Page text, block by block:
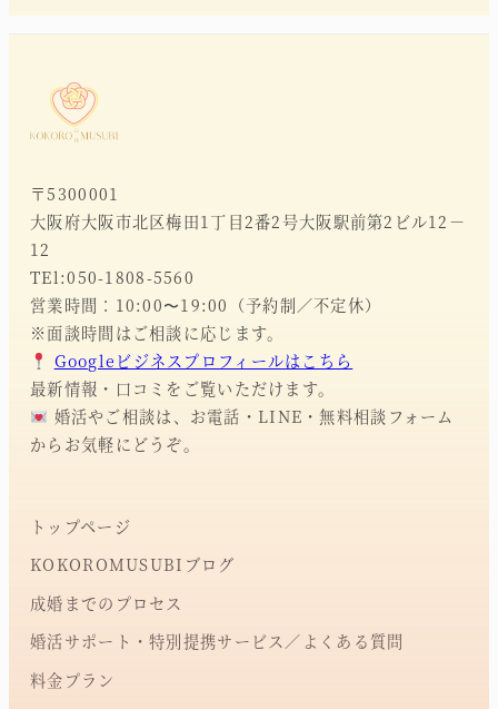
〒5300001
大阪府大阪市北区梅田1丁目2番2号大阪駅前第2ビル12－
12
TEl:050-1808-5560
営業時間：10:00〜19:00（予約制／不定休）
※面談時間はご相談に応じます。
Googleビジネスプロフィールはこちら
最新情報・口コミをご覧いただけます。
婚活やご相談は、お電話・LINE・無料相談フォーム
からお気軽にどうぞ。
トップページ
KOKOROMUSUBIブログ
成婚までのプロセス
婚活サポート・特別提携サービス／よくある質問
料金プラン